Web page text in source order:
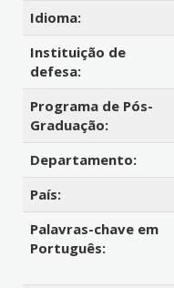
Idioma:
Instituição de
defesa:
Programa de Pós-
Graduação:
Departamento:
País:
Palavras-chave em
Português: